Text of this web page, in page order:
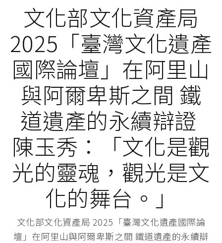
文化部文化資產局
2025「臺灣文化遺產
國際論壇」在阿里山
與阿爾卑斯之間 鐵
道遺產的永續辯證
陳玉秀：「文化是觀
光的靈魂，觀光是文
化的舞台。」
文化部文化資產局 2025「臺灣文化遺產國際論
壇」在阿里山與阿爾卑斯之間 鐵道遺產的永續辯